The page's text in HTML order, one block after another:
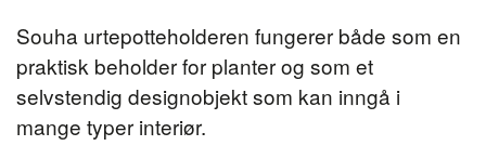
Souha urtepotteholderen fungerer både som en
praktisk beholder for planter og som et
selvstendig designobjekt som kan inngå i
mange typer interiør.